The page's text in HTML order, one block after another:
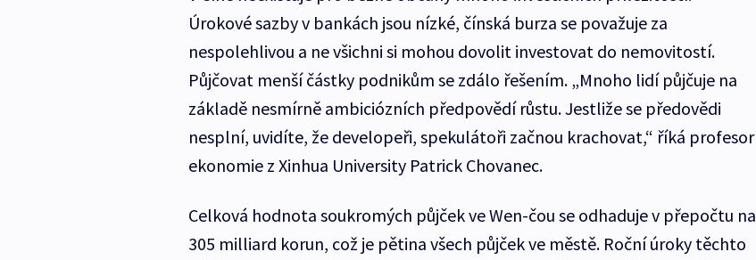
Úrokové sazby v bankách jsou nízké, čínská burza se považuje za
nespolehlivou a ne všichni si mohou dovolit investovat do nemovitostí.
Půjčovat menší částky podnikům se zdálo řešením. „Mnoho lidí půjčuje na
základě nesmírně ambiciózních předpovědí růstu. Jestliže se předovědi
nesplní, uvidíte, že developeři, spekulátoři začnou krachovat,“ říká profesor
ekonomie z Xinhua University Patrick Chovanec.
Celková hodnota soukromých půjček ve Wen-čou se odhaduje v přepočtu na
305 milliard korun, což je pětina všech půjček ve městě. Roční úroky těchto